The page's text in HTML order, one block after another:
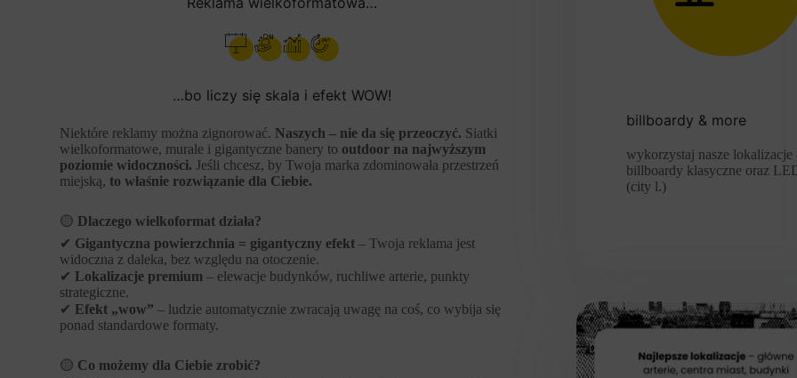
…bo liczy się skala i efekt WOW!
Niektóre reklamy można zignorować. Naszych – nie da się przeoczyć. Siatki
wielkoformatowe, murale i gigantyczne banery to outdoor na najwyższym
poziomie widoczności. Jeśli chcesz, by Twoja marka zdominowała przestrzeń
miejską, to właśnie rozwiązanie dla Ciebie.
🟡 Dlaczego wielkoformat działa?
✔ Gigantyczna powierzchnia = gigantyczny efekt – Twoja reklama jest
widoczna z daleka, bez względu na otoczenie.
✔ Lokalizacje premium – elewacje budynków, ruchliwe arterie, punkty
strategiczne.
✔ Efekt „wow” – ludzie automatycznie zwracają uwagę na coś, co wybija się
ponad standardowe formaty.
🟡 Co możemy dla Ciebie zrobić?
billboardy & more
wykorzystaj nasze lokalizacje
billboardy klasyczne oraz
(city l.)